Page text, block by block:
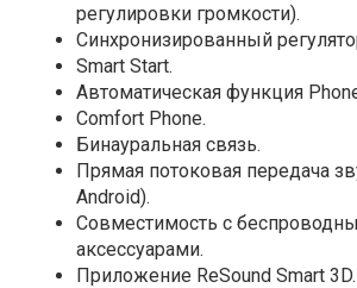
регулировки громкости).
Синхронизированный
Smart Start.
Автоматическая функция
Comfort Phone.
Бинауральная связь.
Прямая потоковая передача
Android).
Совместимость с
аксессуарами.
Приложение ReSound Smart 3D.